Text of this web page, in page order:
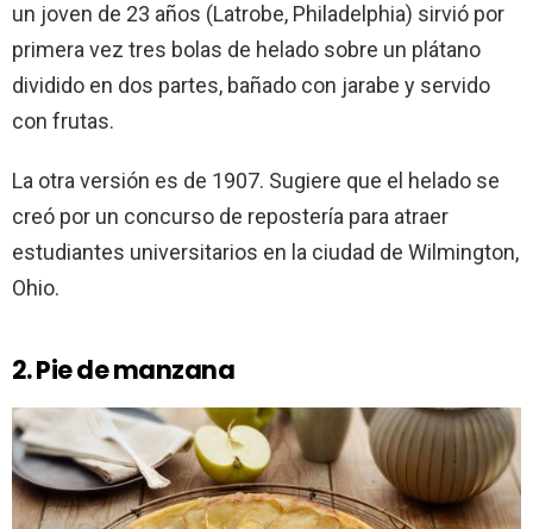
un joven de 23 años (Latrobe, Philadelphia) sirvió por
primera vez tres bolas de helado sobre un plátano
dividido en dos partes, bañado con jarabe y servido
con frutas.
La otra versión es de 1907. Sugiere que el helado se
creó por un concurso de repostería para atraer
estudiantes universitarios en la ciudad de Wilmington,
Ohio.
2. Pie de manzana